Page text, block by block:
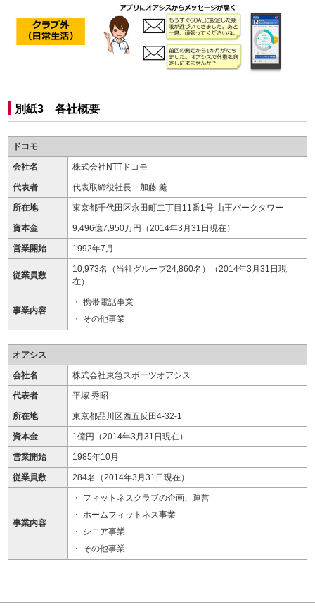
別紙3 各社概要
ドコモ
会社名 株式会社NTTドコモ
代表者 代表取締役社長 加藤 薰
所在地 東京都千代田区永田町二丁目11番1号 山王パークタワー
資本金 9,496億7,950万円（2014年3月31日現在）
営業開始 1992年7月
従業員数
10,973名（当社グループ24,860名）（2014年3月31日現
在）
事業内容
携帯電話事業
その他事業
オアシス
会社名 株式会社東急スポーツオアシス
代表者 平塚 秀昭
所在地 東京都品川区西五反田4-32-1
資本金 1億円（2014年3月31日現在）
営業開始 1985年10月
従業員数 284名（2014年3月31日現在）
事業内容
フィットネスクラブの企画、運営
ホームフィットネス事業
シニア事業
その他事業